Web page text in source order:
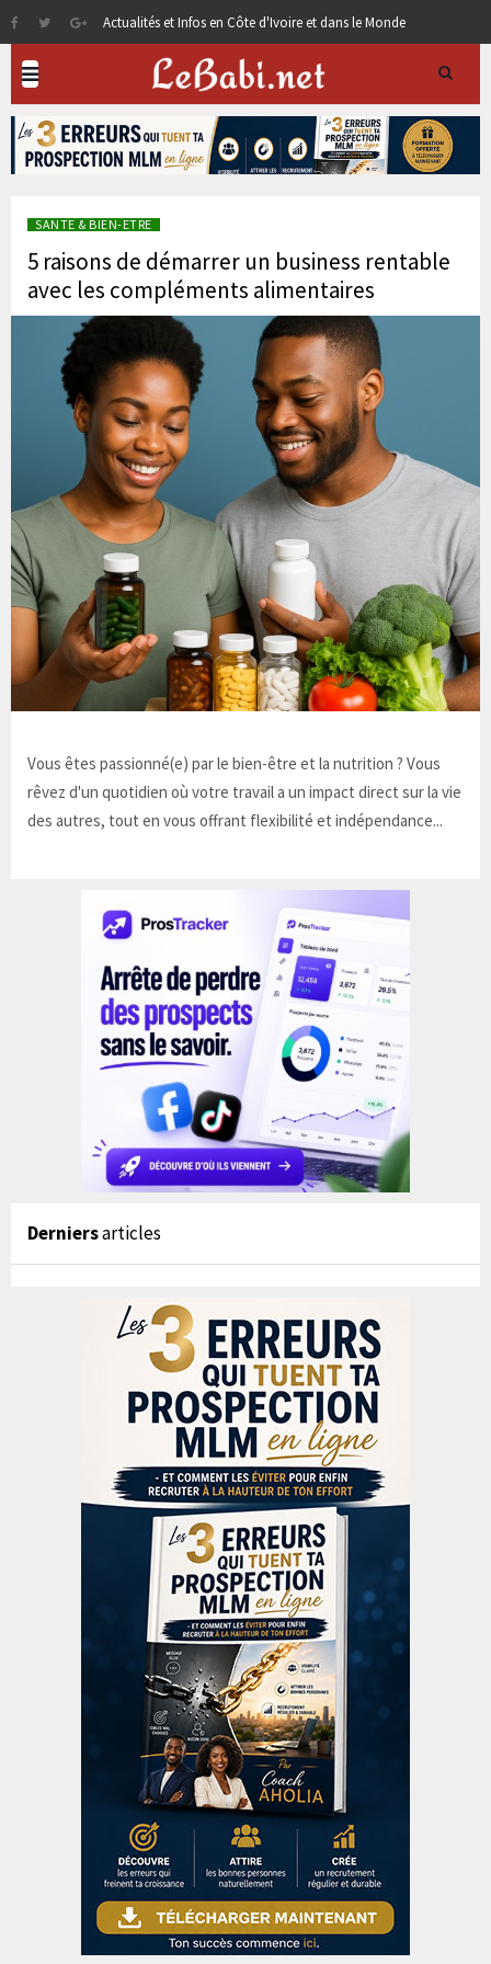
Actualités et Infos en Côte d'Ivoire et dans le Monde
SANTE & BIEN-ETRE
5 raisons de démarrer un business rentable
avec les compléments alimentaires
Vous êtes passionné(e) par le bien-être et la nutrition ? Vous
rêvez d'un quotidien où votre travail a un impact direct sur la vie
des autres, tout en vous offrant flexibilité et indépendance...
Derniersarticles